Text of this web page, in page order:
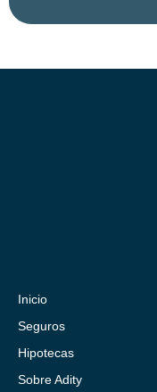
Inicio
Seguros
Hipotecas
Sobre Adity